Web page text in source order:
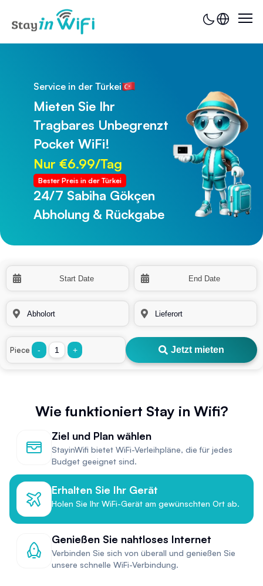
Service in der Türkei
Mieten Sie Ihr
Tragbares Unbegrenzt
Pocket WiFi!
Nur €6.99/Tag
Bester Preis in der Türkei
24/7 Sabiha Gökçen
Abholung & Rückgabe
24/7 Trabzon Flughafen
Abholung & Rückgabe
Piece - + Jetzt mieten
Wie funktioniert Stay in Wifi?
Ziel und Plan wählen
StayinWifi bietet WiFi-Verleihpläne, die für jedes
Budget geeignet sind.
Erhalten Sie Ihr Gerät
Holen Sie Ihr WiFi-Gerät am gewünschten Ort ab.
Genießen Sie nahtloses Internet
Verbinden Sie sich von überall und genießen Sie
unsere schnelle WiFi-Verbindung.